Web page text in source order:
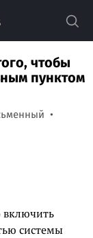
чтобы
пунктом
включить
системы